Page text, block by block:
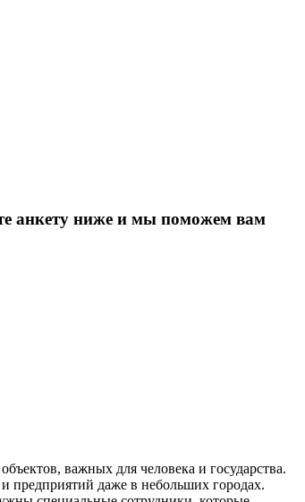
анкету ниже и мы поможем вам
важных для человека и государства.
предприятий даже в небольших городах.